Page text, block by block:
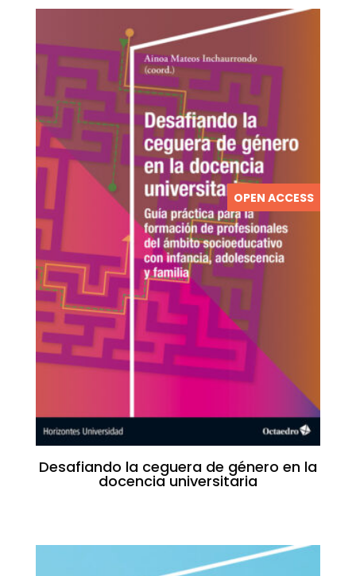
OPEN ACCESS
Desafiando la ceguera de género en la
docencia universitaria